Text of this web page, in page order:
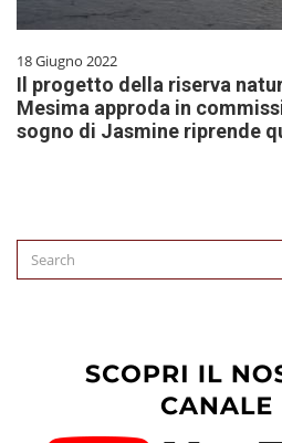
18 Giugno 2022
Il progetto della riserva
Mesima approda in
sogno di Jasmine riprende
Search
for: